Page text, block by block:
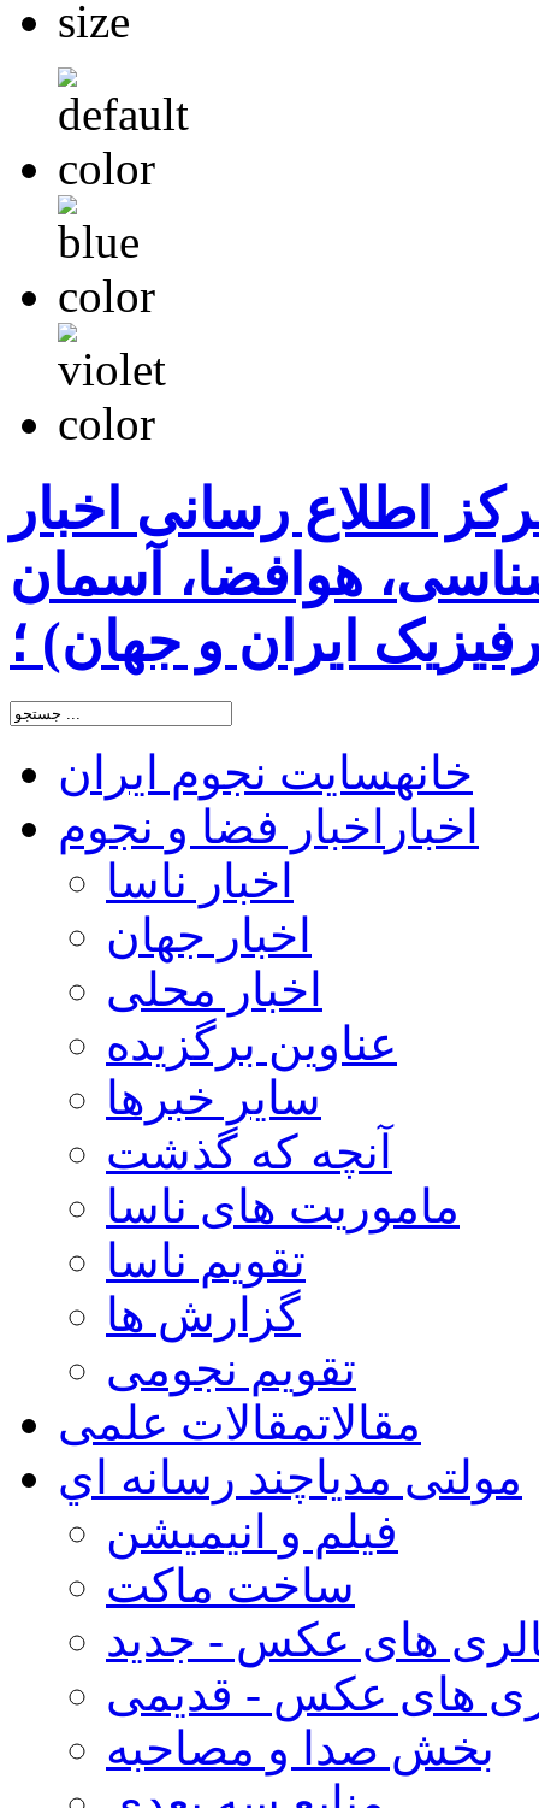
اطلاع رسانی اخبار
هوافضا، آسمان
ایران و جهان) ؛
خانهسایت نجوم ایران
اخبار اخبار فضا و نجوم
اخبار ناسا
اخبار جهان
اخبار محلی
عناوین برگزیده
سایر خبرها
آنچه که گذشت
ماموریت های ناسا
تقویم ناسا
گزارش ها
تقویم نجومی
مقالاتمقالات علمی
مولتی مدیاچند رسانه اي
فیلم و انیمیشن
ساخت ماکت
های عکس - جدید
های عکس - قدیمی
بخش صدا و مصاحبه